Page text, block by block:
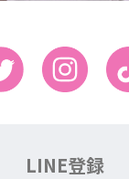
LINE登録